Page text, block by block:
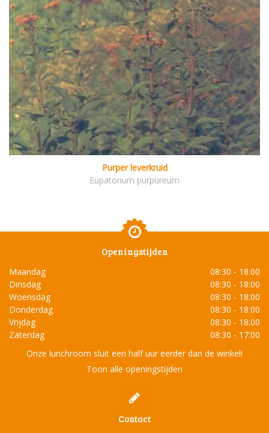
Purper leverkruid
Eupatorium purpureum
Openingstijden
Maandag
08:30 - 18:00
Dinsdag
08:30 - 18:00
Woensdag
08:30 - 18:00
Donderdag
08:30 - 18:00
Vrijdag
08:30 - 18:00
Zaterdag
08:30 - 17:00
Onze lunchroom sluit een half uur eerder dan de winkel!
Toon alle openingstijden
Contact